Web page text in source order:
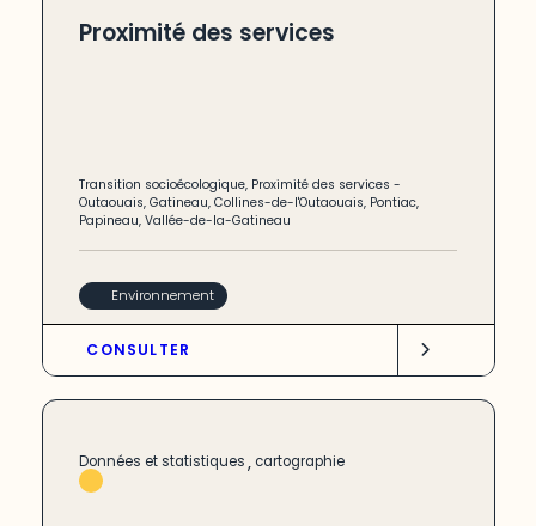
Proximité des services
Transition socioécologique, Proximité des services -
Outaouais,Gatineau,Collines-de-l'Outaouais, Pontiac,
Papineau,Vallée-de-la-Gatineau
Environnement
CONSULTER
Données et statistiques, cartographie